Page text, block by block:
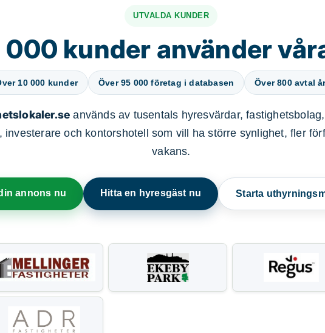
UTVALDA KUNDER
000 kunder använder
10 000 kunder Över 95 000 företag i databasen Över 800 avtal
används av tusentals hyresvärdar,
investerare och kontorshotell som vill ha större synlighet, fler
vakans.
annons nu Hitta en hyresgäst nu Starta